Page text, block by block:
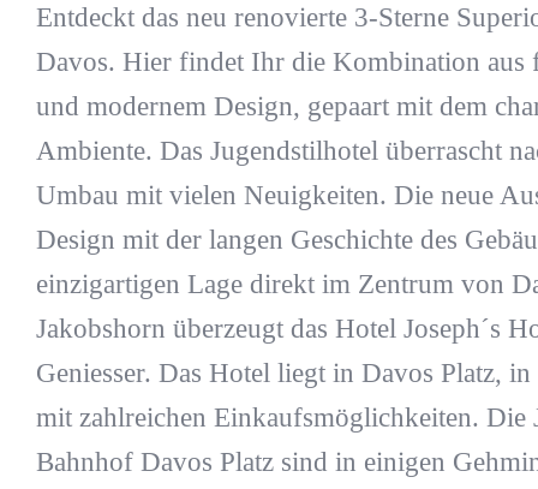
Entdeckt das neu renovierte 3-Sterne
Davos. Hier findet Ihr die Kombination aus
und modernem Design, gepaart mit dem
Ambiente. Das Jugendstilhotel überrascht
Umbau mit vielen Neuigkeiten. Die neue
Design mit der langen Geschichte des
einzigartigen Lage direkt im Zentrum von
Jakobshorn überzeugt das Hotel Joseph´s
Geniesser. Das Hotel liegt in Davos Platz, in
mit zahlreichen Einkaufsmöglichkeiten. Die
Bahnhof Davos Platz sind in einigen